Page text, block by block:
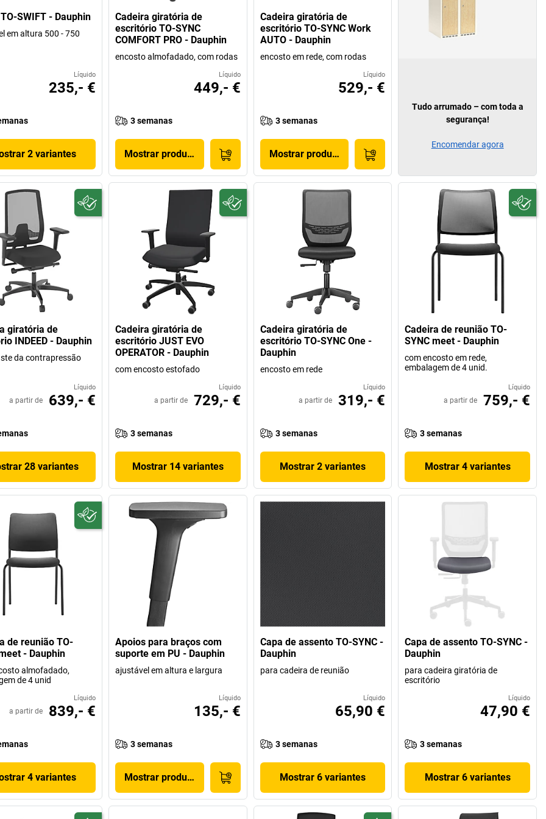
SWIFT - Dauphin
em altura 500 - 750
Líquido
235,- €
2 variantes
Cadeira giratória de
escritório TO-SYNC
COMFORT PRO - Dauphin
encosto almofadado, com rodas
Líquido
449,- €
3 semanas
Mostrar produto
Cadeira giratória de
escritório TO-SYNC Work
AUTO - Dauphin
encosto em rede, com rodas
Líquido
529,- €
3 semanas
Mostrar produto
giratória de
INDEED - Dauphin
da contrapressão
Líquido
a partir de 639,- €
28 variantes
Cadeira giratória de
escritório JUST EVO
OPERATOR - Dauphin
com encosto estofado
Líquido
a partir de 729,- €
3 semanas
Mostrar 14 variantes
Cadeira giratória de
escritório TO-SYNC One -
Dauphin
encosto em rede
Líquido
a partir de 319,- €
3 semanas
Mostrar 2 variantes
Cadeira de reunião TO-
SYNC meet - Dauphin
com encosto em rede,
embalagem de 4 unid.
Líquido
a partir de 759,- €
3 semanas
Mostrar 4 variantes
de reunião TO-
- Dauphin
almofadado,
de 4 unid
Líquido
a partir de 839,- €
4 variantes
Apoios para braços com
suporte em PU - Dauphin
ajustável em altura e largura
Líquido
135,- €
3 semanas
Mostrar produto
Capa de assento TO-SYNC -
Dauphin
para cadeira de reunião
Líquido
65,90 €
3 semanas
Mostrar 6 variantes
Capa de assento TO-SYNC -
Dauphin
para cadeira giratória de
escritório
Líquido
47,90 €
3 semanas
Mostrar 6 variantes
Tudo arrumado – com toda a
segurança!
Encomendar agora